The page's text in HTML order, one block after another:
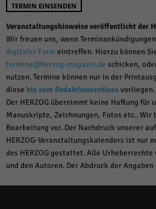
TERMIN EINSENDEN
Veranstaltungshinweise veröffentlicht der
Wir freuen uns, wenn
digitaler Formeintreffen. Hierzu können
termine@herzog-magazin.de schicken,
nutzen. Termine können nur in der
diese bis zum Redaktionsschlussvorliegen.
Der HERZOG übernimmt keine Haftung für
Manuskripte, Zeichnungen, Fotos etc..
Bearbeitung vor. Der Nachdruck unserer
HERZOG-Veranstaltungskalenders ist nur
des HERZOG gestattet. Alle
und den Autoren. Der Abdruck der